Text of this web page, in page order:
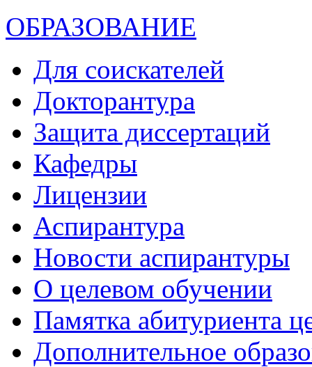
ОБРАЗОВАНИЕ
Для соискателей
Докторантура
Защита диссертаций
Кафедры
Лицензии
Аспирантура
Новости аспирантуры
О целевом обучении
Памятка абитуриента
Дополнительное